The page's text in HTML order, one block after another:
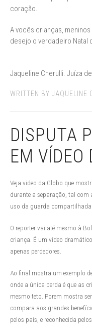
coração.
A vocês crianças,
desejo o verdadeiro Natal
Jaqueline Cherulli. Juíza
WRITTEN BY JAQUELINE
DISPUTA
EM VÍDEO
Veja video da Globo que
durante a separação, tal com
uso da guarda compartilhada.
O reporter vai até mesmo à
criança. É um vídeo
apenas perdedores.
Ao final mostra um exemplo
onde a única perda é que as
mesmo teto. Porem mostra
compara aos grandes
pelos pais, e reconhecida